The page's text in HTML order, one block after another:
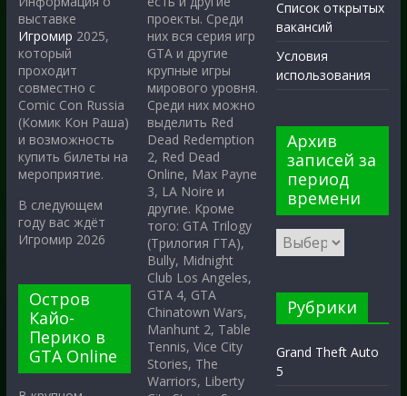
выставке
Игромир 2025,
который
проходит
совместно с
Comic Con Russia
(Комик Кон Раша)
и возможность
купить билеты на
мероприятие.
В следующем
году вас ждёт
Игромир 2026
Остров
Кайо-
Перико в
GTA Online
проекты. Среди
них вся серия игр
GTA и другие
крупные игры
мирового уровня.
Среди них можно
выделить Red
Dead Redemption
2, Red Dead
Online, Max Payne
3, LA Noire и
другие. Кроме
того: GTA Trilogy
(Трилогия ГТА),
Bully, Midnight
Club Los Angeles,
GTA 4, GTA
Chinatown Wars,
Manhunt 2, Table
Tennis, Vice City
Stories, The
Warriors, Liberty
Список открытых
вакансий
Условия
использования
Архив
записей за
период
времени
Рубрики
Grand Theft Auto
5